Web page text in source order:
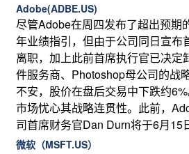
Adobe(ADBE.US)
尽管Adobe在周四发布了超出预期
年业绩指引，但由于公司同日宣布
离职，加上此前首席执行官已决定
件服务商、Photoshop母公司的战
不安，股价在盘后交易中下跌约6%
市场忧心其战略连贯性。此前，
司首席财务官Dan Durn将于6月15
微软（MSFT.US）